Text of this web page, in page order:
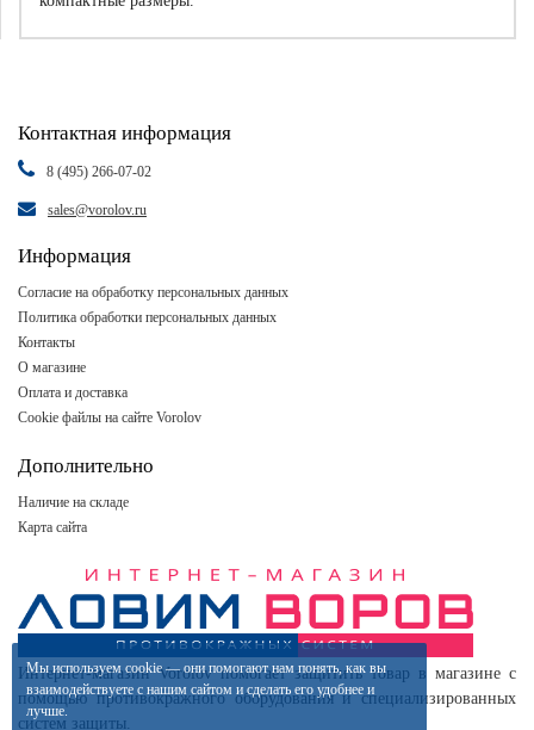
Контактная информация
8 (495) 266-07-02
sales@vorolov.ru
Информация
Согласие на обработку персональных данных
Политика обработки персональных данных
Контакты
О магазине
Оплата и доставка
Cookie файлы на сайте Vorolov
Дополнительно
Наличие на складе
Карта сайта
Интернет-магазин Vorolov помогает защитить товар в магазине с
помощью противокражного оборудования и специализированных
систем защиты.
Мы используемcookie— они помогают нам понять, как вы
взаимодействуете с нашим сайтом и сделать его удобнее и
лучше.